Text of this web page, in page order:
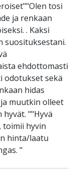
tosi
ja renkaan
. Kaksi
suosituksestani.
ehdottomasti
odotukset sekä
hidas
muutkin olleet
""Hyvä
toimii hyvin
hinta/laatu
"